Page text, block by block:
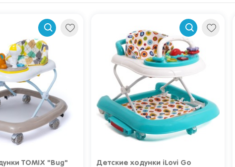
TOMIX "Bug"
Детские ходунки iLovi Go